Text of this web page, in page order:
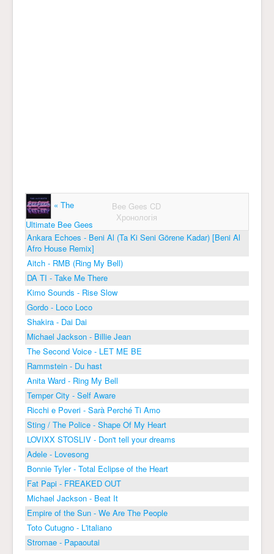
« The
Ultimate Bee Gees
Bee Gees CD
Хронологія
Ankara Echoes - Beni Al (Ta Ki Seni Görene Kadar) [Beni Al
Afro House Remix]
Aitch - RMB (Ring My Bell)
DA TI - Take Me There
Kimo Sounds - Rise Slow
Gordo - Loco Loco
Shakira - Dai Dai
Michael Jackson - Billie Jean
The Second Voice - LET ME BE
Rammstein - Du hast
Anita Ward - Ring My Bell
Temper City - Self Aware
Ricchi e Poveri - Sarà Perché Ti Amo
Sting / The Police - Shape Of My Heart
LOVIXX STOSLIV - Don't tell your dreams
Adele - Lovesong
Bonnie Tyler - Total Eclipse of the Heart
Fat Papi - FREAKED OUT
Michael Jackson - Beat It
Empire of the Sun - We Are The People
Toto Cutugno - L'italiano
Stromae - Papaoutai